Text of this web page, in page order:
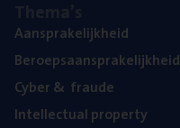
Aan­spra­ke­lijk­heid
Beroeps­aan­spra­ke­lijk­heid
Cyber& fraude
Intel­lec­tu­al property